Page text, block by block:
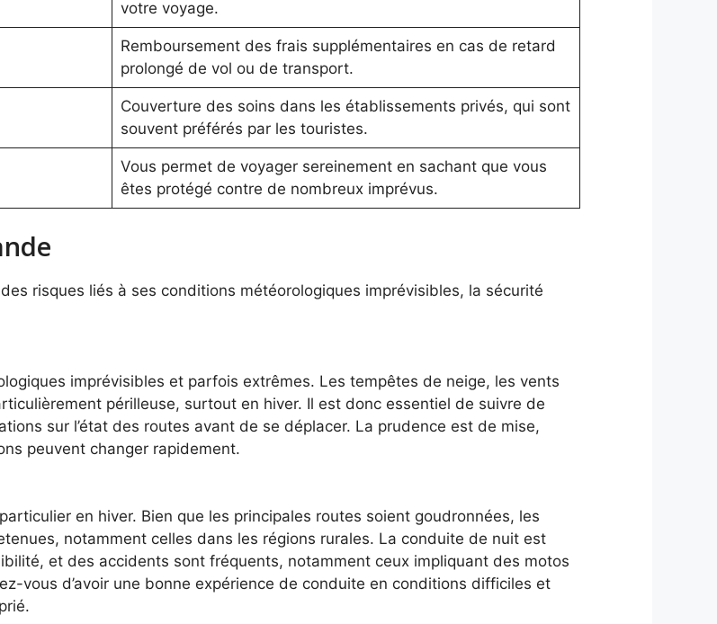
votre voyage.
Remboursement des frais supplémentaires en cas de retard
prolongé de vol ou de transport.
Couverture des soins dans les établissements privés, qui sont
souvent préférés par les touristes.
Vous permet de voyager sereinement en sachant que vous
êtes protégé contre de nombreux imprévus.
risques liés à ses conditions météorologiques imprévisibles, la sécurité
imprévisibles et parfois extrêmes. Les tempêtes de neige, les vents
périlleuse, surtout en hiver. Il est donc essentiel de suivre de
sur l’état des routes avant de se déplacer. La prudence est de mise,
peuvent changer rapidement.
en hiver. Bien que les principales routes soient goudronnées, les
notamment celles dans les régions rurales. La conduite de nuit est
et des accidents sont fréquents, notamment ceux impliquant des motos
vous d’avoir une bonne expérience de conduite en conditions difficiles et